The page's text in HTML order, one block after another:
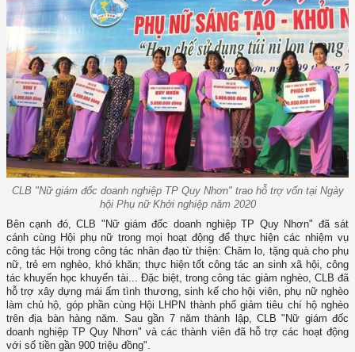
CLB "Nữ giám đốc doanh nghiệp TP Quy Nhơn" trao hỗ trợ vốn tại Ngày
hội Phụ nữ Khởi nghiệp năm 2020
Bên cạnh đó, CLB "Nữ giám đốc doanh nghiệp TP Quy Nhơn" đã sát
cánh cùng Hội phụ nữ trong mọi hoạt động để thực hiện các nhiệm vụ
công tác Hội trong công tác nhân đạo từ thiện: Chăm lo, tặng quà cho phụ
nữ, trẻ em nghèo, khó khăn; thực hiện tốt công tác an sinh xã hội, công
tác khuyến học khuyến tài... Đặc biệt, trong công tác giảm nghèo, CLB đã
hỗ trợ xây dựng mái ấm tình thương, sinh kế cho hội viên, phụ nữ nghèo
làm chủ hộ, góp phần cùng Hội LHPN thành phố giảm tiêu chí hộ nghèo
trên địa bàn hàng năm. Sau gần 7 năm thành lập, CLB "Nữ giám đốc
doanh nghiệp TP Quy Nhơn" và các thành viên đã hỗ trợ các hoạt động
với số tiền gần 900 triệu đồng".